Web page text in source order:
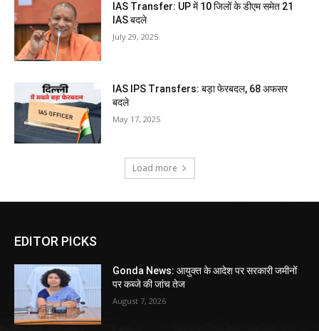
IAS Transfer: UP में 10 जिलों के डीएम समेत 21
IAS बदले
July 29, 2025
IAS IPS Transfers: बड़ा फेरबदल, 68 अफसर
बदले
May 17, 2025
Load more
EDITOR PICKS
Gonda News: आयुक्त के आदेश पर सरकारी जमीनों
पर कब्जे की जांच तेज
August 7, 2026